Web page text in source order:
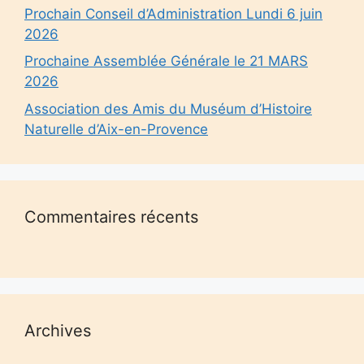
Prochain Conseil d’Administration Lundi 6 juin
2026
Prochaine Assemblée Générale le 21 MARS
2026
Association des Amis du Muséum d’Histoire
Naturelle d’Aix-en-Provence
Commentaires récents
Archives